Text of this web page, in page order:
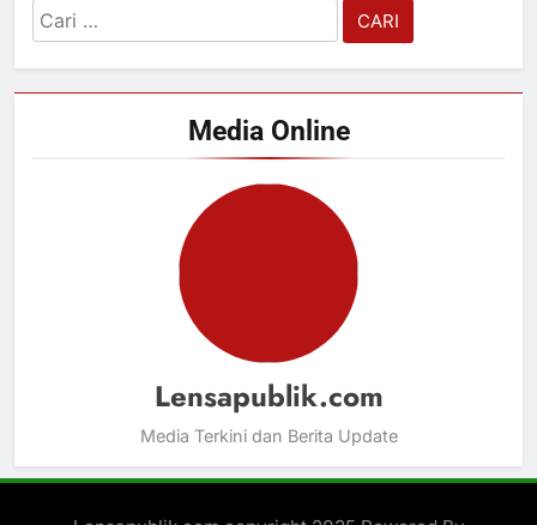
Cari
untuk:
Media Online
Lensapublik.com
Media Terkini dan Berita Update